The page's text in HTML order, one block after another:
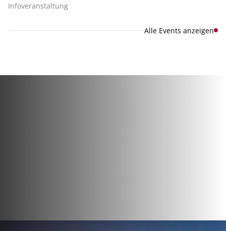
Infoveranstaltung
Alle Events anzeigen